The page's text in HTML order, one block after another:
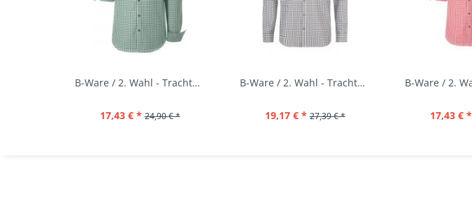
B-Ware / 2. Wahl - Trachtenhemd Campos3...
17,43 € * 24,90 € *
B-Ware / 2. Wahl - Trachtenhemd Campos3 schilf...
19,17 € * 27,39 € * 17,43 € *